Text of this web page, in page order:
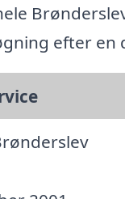
efter en